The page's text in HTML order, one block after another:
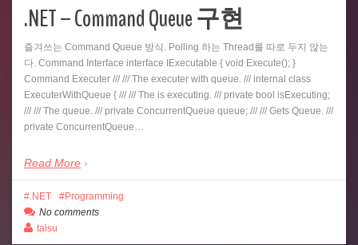
.NET – Command Queue 구현
즐겨쓰는 Command Queue 방식. Polling 하는 Thread를 따로 두지 않는
다. Command Interface interface IExecutable { void Execute(); }
Command Executer /// /// The executer with queue. /// internal class
ExecuterWithQueue { /// /// The is executing. /// private bool isExecuting;
/// /// The queue. /// private ConcurrentQueue queue; /// /// Gets Queue. ///
private ConcurrentQueue…
Read More
.NET
Programming
No comments
talsu